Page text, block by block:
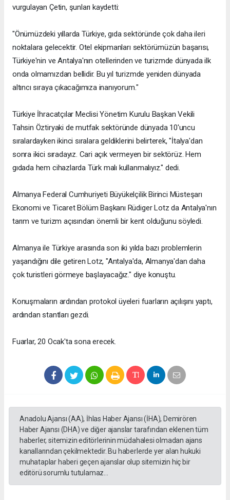
vurgulayan Çetin, şunları kaydetti:
"Önümüzdeki yıllarda Türkiye, gıda sektöründe çok daha ileri
noktalara gelecektir. Otel ekipmanları sektörümüzün başarısı,
Türkiye'nin ve Antalya'nın otellerinden ve turizmde dünyada ilk
onda olmamızdan bellidir. Bu yıl turizmde yeniden dünyada
altıncı sıraya çıkacağımıza inanıyorum."
Türkiye İhracatçılar Meclisi Yönetim Kurulu Başkan Vekili
Tahsin Öztiryaki de mutfak sektöründe dünyada 10'uncu
sıralardayken ikinci sıralara geldiklerini belirterek, "İtalya'dan
sonra ikici sıradayız. Cari açık vermeyen bir sektörüz. Hem
gıdada hem cihazlarda Türk malı kullanmalıyız." dedi.
Almanya Federal Cumhuriyeti Büyükelçilik Birinci Müsteşarı
Ekonomi ve Ticaret Bölüm Başkanı Rüdiger Lotz da Antalya'nın
tarım ve turizm açısından önemli bir kent olduğunu söyledi.
Almanya ile Türkiye arasında son iki yılda bazı problemlerin
yaşandığını dile getiren Lotz, "Antalya'da, Almanya'dan daha
çok turistleri görmeye başlayacağız." diye konuştu.
Konuşmaların ardından protokol üyeleri fuarların açılışını yaptı,
ardından stantları gezdi.
Fuarlar, 20 Ocak'ta sona erecek.
Anadolu Ajansı (AA), İhlas Haber Ajansı (İHA), Demirören
Haber Ajansı (DHA) ve diğer ajanslar tarafından eklenen tüm
haberler, sitemizin editörlerinin müdahalesi olmadan ajans
kanallarından çekilmektedir. Bu haberlerde yer alan hukuki
muhataplar haberi geçen ajanslar olup sitemizin hiç bir
editörü sorumlu tutulamaz...